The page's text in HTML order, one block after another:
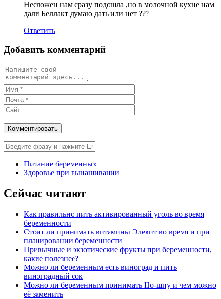
Несложен нам сразу подошла ,но в молочной кухне нам
дали Беллакт думаю дать или нет ???
Ответить
Добавить комментарий
Питание беременных
Здоровье при вынашивании
Сейчас читают
Как правильно пить активированный уголь во время
беременности
Стоит ли принимать витамины Элевит во время и при
планировании беременности
Привычные и экзотические фрукты при беременности,
какие полезнее?
Можно ли беременным есть виноград и пить
виноградный сок
Можно ли беременным принимать Но-шпу и чем можно
её заменить